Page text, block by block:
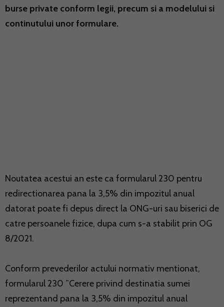
burse private conform legii, precum si a modelului si
continutului unor formulare.
Noutatea acestui an este ca formularul 230 pentru
redirectionarea pana la 3,5% din impozitul anual
datorat poate fi depus direct la ONG-uri sau biserici de
catre persoanele fizice, dupa cum s-a stabilit prin OG
8/2021.
Conform prevederilor actului normativ mentionat,
formularul 230 ”Cerere privind destinatia sumei
reprezentand pana la 3,5% din impozitul anual